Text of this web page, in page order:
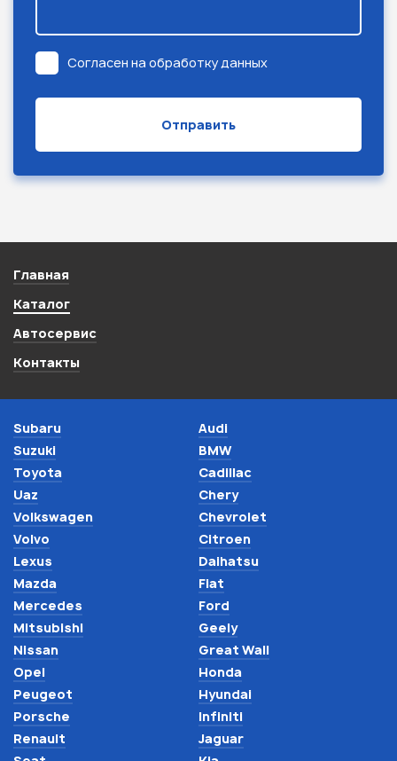
Согласен на обработку данных
Главная
Каталог
Автосервис
Контакты
Audi
BMW
Cadillac
Chery
Chevrolet
Citroen
Daihatsu
Fiat
Ford
Geely
Great Wall
Honda
Hyundai
Infiniti
Jaguar
Lexus
Mazda
Mercedes
Mitsubishi
Nissan
Opel
Peugeot
Porsche
Renault
Subaru
Suzuki
Toyota
Uaz
Volkswagen
Volvo